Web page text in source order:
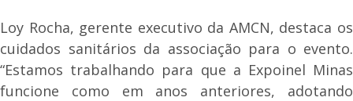
Loy Rocha, gerente executivo da AMCN, destaca os
cuidados sanitários da associação para o evento.
“Estamos trabalhando para que a Expoinel Minas
funcione como em anos anteriores, adotando